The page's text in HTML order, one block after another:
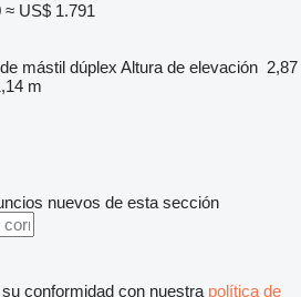
≈ US$ 1.791
mástil dúplex Altura de elevación 2,87
m
nuevos de esta sección
conformidad con nuestra política de